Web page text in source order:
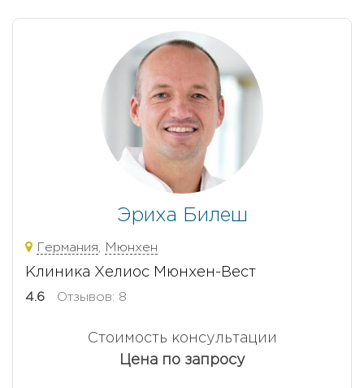
Эриха Билеш
Германия, Мюнхен
Клиника Хелиос Мюнхен-Вест
4.6 Отзывов: 8
Стоимость консультации
Цена по запросу